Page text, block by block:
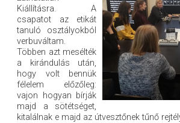
Kiállításra. A
csapatot az etikát
tanuló osztályokból
verbuváltam.
Többen azt mesélték
a kirándulás után,
hogy volt bennük
félelem előzőleg:
vajon hogyan bírják
majd a sötétséget,
kitalálnak e majd az útvesztőnek tűnő